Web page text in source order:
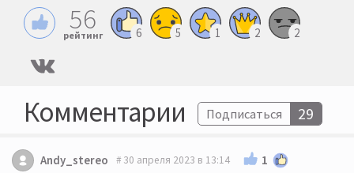
56
рейтинг 6 5 1 2 2
Комментарии Подписаться 29
Andy_stereo 30 апреля 2023 в 13:14 1